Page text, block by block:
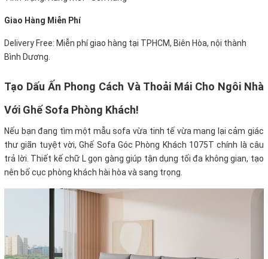
Giao Hàng Miễn Phí
Delivery Free: Miễn phí giao hàng tại TPHCM, Biên Hòa, nội thành
Bình Dương.
Tạo Dấu Ấn Phong Cách Và Thoải Mái Cho Ngôi Nhà
Với Ghế Sofa Phòng Khách!
Nếu bạn đang tìm một mẫu sofa vừa tinh tế vừa mang lại cảm giác
thư giãn tuyệt vời, Ghế Sofa Góc Phòng Khách 1075T chính là câu
trả lời. Thiết kế chữ L gọn gàng giúp tận dụng tối đa không gian, tạo
nên bố cục phòng khách hài hòa và sang trọng.